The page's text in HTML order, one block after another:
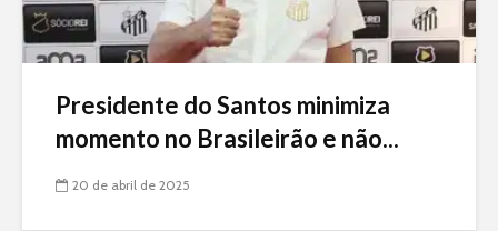
Presidente do Santos minimiza
momento no Brasileirão e não...
20 de abril de 2025